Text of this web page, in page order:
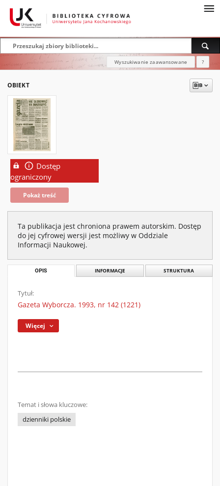
Wyszukiwanie zaawansowane ?
OBIEKT
Dostęp
ograniczony
Pokaż treść
Ta publikacja jest chroniona prawem autorskim. Dostęp
do jej cyfrowej wersji jest możliwy w Oddziale
Informacji Naukowej.
OPIS INFORMACJE STRUKTURA
Tytuł:
Gazeta Wyborcza. 1993, nr 142 (1221)
Więcej
Temat i słowa kluczowe:
dzienniki polskie